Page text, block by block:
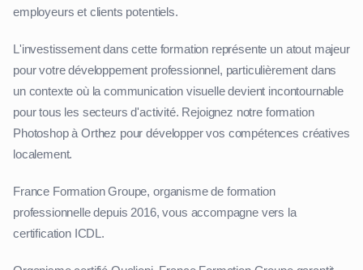
employeurs et clients potentiels.
L'investissement dans cette formation représente un atout majeur
pour votre développement professionnel, particulièrement dans
un contexte où la communication visuelle devient incontournable
pour tous les secteurs d'activité. Rejoignez notre formation
Photoshop à Orthez pour développer vos compétences créatives
localement.
France Formation Groupe, organisme de formation
professionnelle depuis 2016, vous accompagne vers la
certification ICDL.